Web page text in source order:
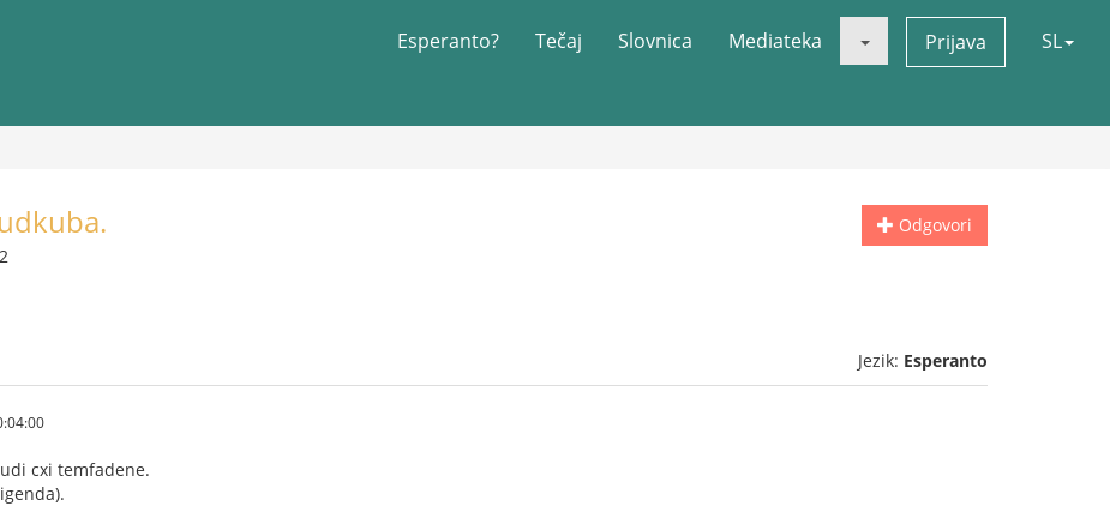
Esperanto? Tečaj Slovnica Mediateka Prijava SL
Odgovori
Jezik: Esperanto
cxi temfadene.